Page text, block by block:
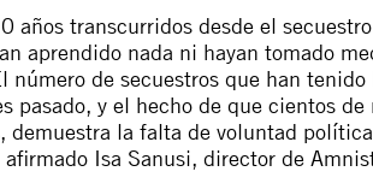
años transcurridos desde el
aprendido nada ni hayan tomado
número de secuestros que han
pasado, y el hecho de que cientos
demuestra la falta de voluntad
Isa Sanusi, director de